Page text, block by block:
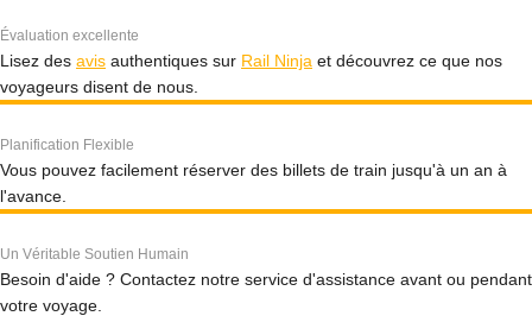
Évaluation excellente
Lisez des avis authentiques sur Rail Ninja et découvrez ce que nos
voyageurs disent de nous.
Planification Flexible
Vous pouvez facilement réserver des billets de train jusqu'à un an à
l'avance.
Un Véritable Soutien Humain
Besoin d'aide ? Contactez notre service d'assistance avant ou pendant
votre voyage.